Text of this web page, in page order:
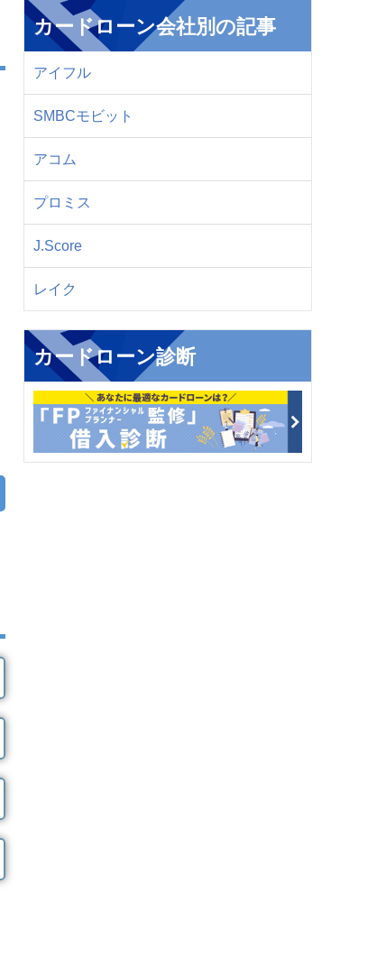
カードローン会社別の記事
アイフル
SMBCモビット
アコム
プロミス
J.Score
レイク
カードローン診断